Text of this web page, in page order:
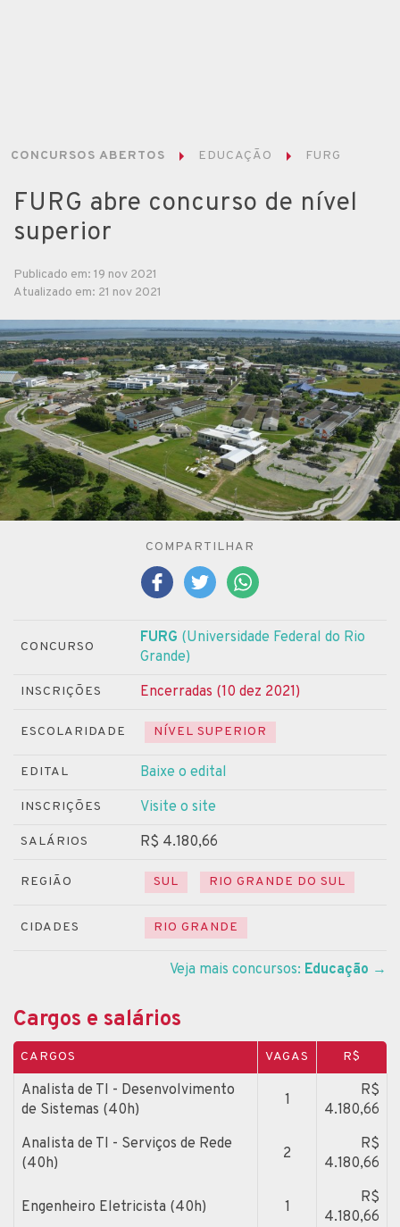
CONCURSOS ABERTOS EDUCAÇÃO FURG
FURG abre concurso de nível
superior
Publicado em: 19 nov 2021
Atualizado em: 21 nov 2021
COMPARTILHAR
CONCURSO
FURG (Universidade Federal do Rio
Grande)
INSCRIÇÕES Encerradas (10 dez 2021)
ESCOLARIDADE NÍVEL SUPERIOR
EDITAL Baixe o edital
INSCRIÇÕES Visite o site
SALÁRIOS R$ 4.180,66
REGIÃO SUL RIO GRANDE DO SUL
CIDADES RIO GRANDE
Veja mais concursos: Educação →
Cargos e salários
CARGOS VAGAS R$
Analista de TI - Desenvolvimento
de Sistemas (40h)
1
R$
4.180,66
Analista de TI - Serviços de Rede
(40h)
2
R$
4.180,66
Engenheiro Eletricista (40h) 1
R$
4.180,66